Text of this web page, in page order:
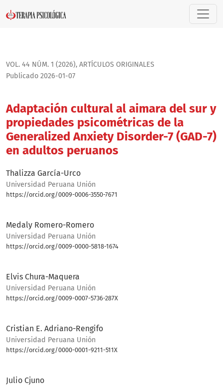
Adaptación cultural al aimara del sur y propiedades
VOL. 44 NÚM. 1 (2026), ARTÍ­CULOS ORIGINALES
Adaptación cultural al aimara del sur y
propiedades psicométricas de la
Generalized Anxiety Disorder-7 (GAD-7)
en adultos peruanos
Publicado 2026-01-07
Thalizza García-Urco
Universidad Peruana Unión
https://orcid.org/0009-0006-3550-7671
Medaly Romero-Romero
Universidad Peruana Unión
https://orcid.org/0009-0000-5818-1674
Elvis Chura-Maquera
Universidad Peruana Unión
https://orcid.org/0009-0007-5736-287X
Cristian E. Adriano-Rengifo
Universidad Peruana Unión
https://orcid.org/0000-0001-9211-511X
Julio Cjuno